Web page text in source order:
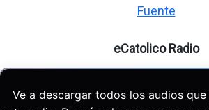
Fuente
eCatolico Radio